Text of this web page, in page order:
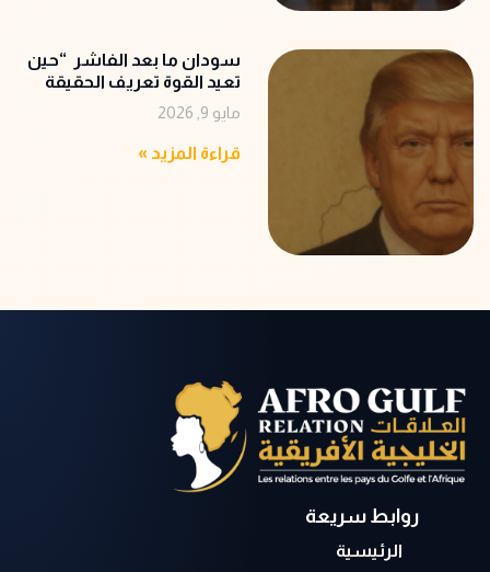
سودان ما بعد الفاشر “حين
تعيد القوة تعريف الحقيقة
مايو 9, 2026
قراءة المزيد »
روابط سريعة
الرئيسية